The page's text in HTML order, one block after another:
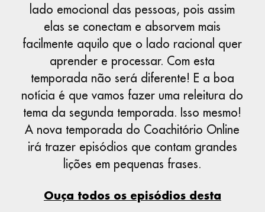
lado emocional das pessoas, pois assim
elas se conectam e absorvem mais
facilmente aquilo que o lado racional quer
aprender e processar. Com esta
temporada não será diferente! E a boa
notícia é que vamos fazer uma releitura do
tema da segunda temporada. Isso mesmo!
A nova temporada do Coachitório Online
irá trazer episódios que contam grandes
lições em pequenas frases.
Ouça todos os episódios desta